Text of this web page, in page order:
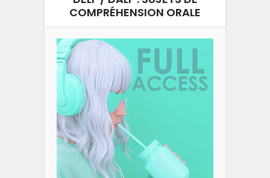
COMPRÉHENSION ORALE